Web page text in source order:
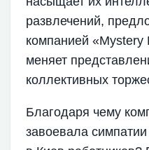
развлечений,
компанией «Mystery
меняет
коллективных
Благодаря чему
завоевала